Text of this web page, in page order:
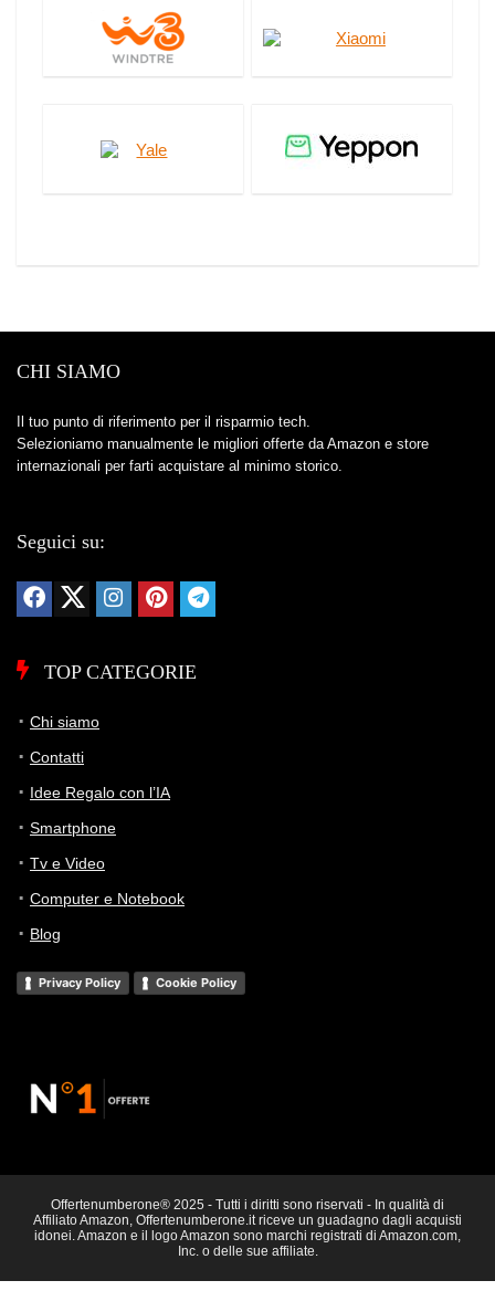
CHI SIAMO
Il tuo punto di riferimento per il risparmio tech.
Selezioniamo manualmente le migliori offerte da Amazon e store
internazionali per farti acquistare al minimo storico.
Seguici su:
TOP CATEGORIE
Chi siamo
Contatti
Idee Regalo con l’IA
Smartphone
Tv e Video
Computer e Notebook
Blog
Privacy Policy Cookie Policy
Offertenumberone® 2025 - Tutti i diritti sono riservati - In qualità di
Affiliato Amazon, Offertenumberone.it riceve un guadagno dagli acquisti
idonei. Amazon e il logo Amazon sono marchi registrati di Amazon.com,
Inc. o delle sue affiliate.